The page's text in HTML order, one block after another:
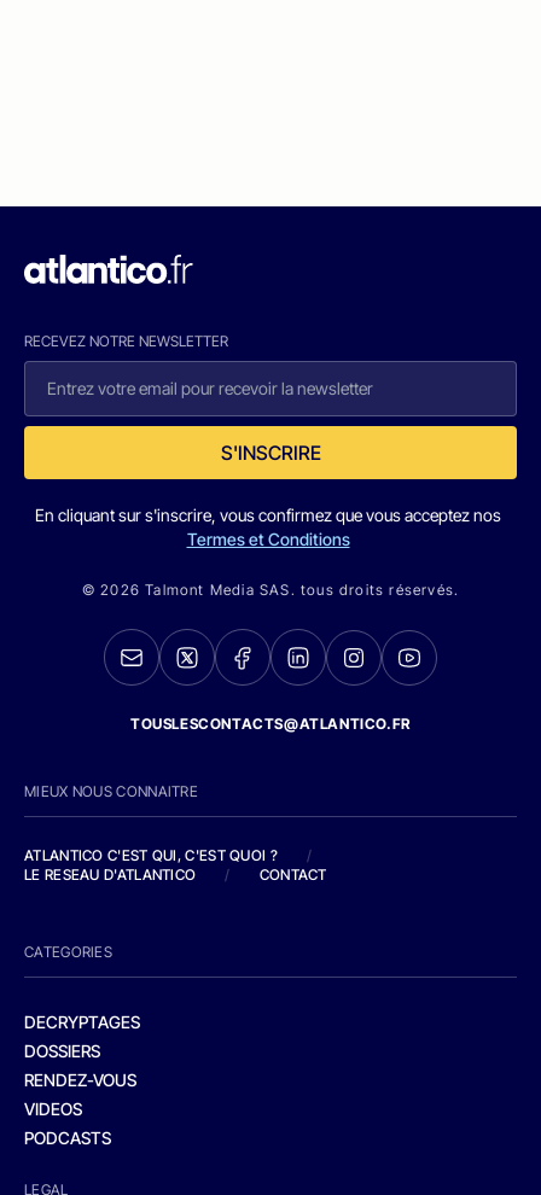
RECEVEZ NOTRE NEWSLETTER
S'INSCRIRE
En cliquant sur s'inscrire, vous confirmez que vous acceptez nos
Termes et Conditions
© 2026 Talmont Media SAS. tous droits réservés.
TOUSLESCONTACTS@ATLANTICO.FR
MIEUX NOUS CONNAITRE
ATLANTICO C'EST QUI, C'EST QUOI ?
/
LE RESEAU D'ATLANTICO
/ CONTACT
CATEGORIES
DECRYPTAGES
DOSSIERS
RENDEZ-VOUS
VIDEOS
PODCASTS
LEGAL